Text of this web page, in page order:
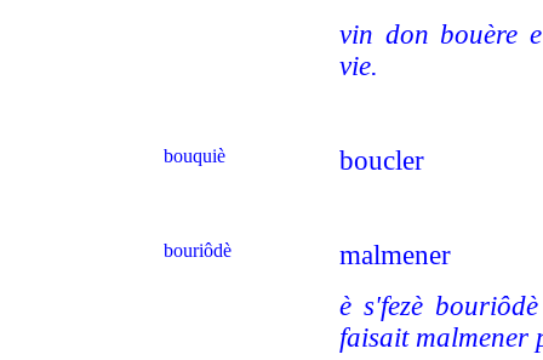
vin don bouère
vie.
bouquiè boucler
bouriôdè
malmener
è s'fezè
faisait malmener